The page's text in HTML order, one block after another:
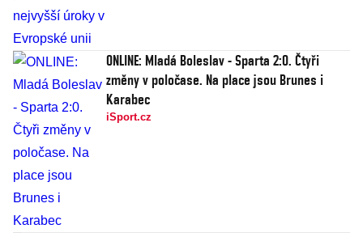
ONLINE: Mladá Boleslav - Sparta 2:0. Čtyři
změny v poločase. Na place jsou Brunes i
Karabec
iSport.cz